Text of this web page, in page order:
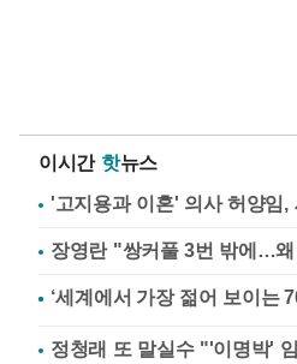
이시간 핫뉴스
'고지용과 이혼' 의사 허양임,
장영란 "쌍커풀 3번 밖에…
정청래 또 말실수 "'이명박'